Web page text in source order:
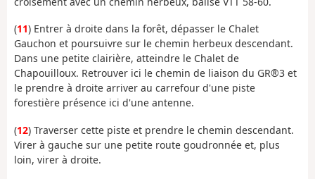
(11) Entrer à droite dans la forêt, dépasser le Chalet
Gauchon et poursuivre sur le chemin herbeux descendant.
Dans une petite clairière, atteindre le Chalet de
Chapouilloux. Retrouver ici le chemin de liaison du GR®3 et
le prendre à droite arriver au carrefour d'une piste
forestière présence ici d'une antenne.
(12) Traverser cette piste et prendre le chemin descendant.
Virer à gauche sur une petite route goudronnée et, plus
loin, virer à droite.